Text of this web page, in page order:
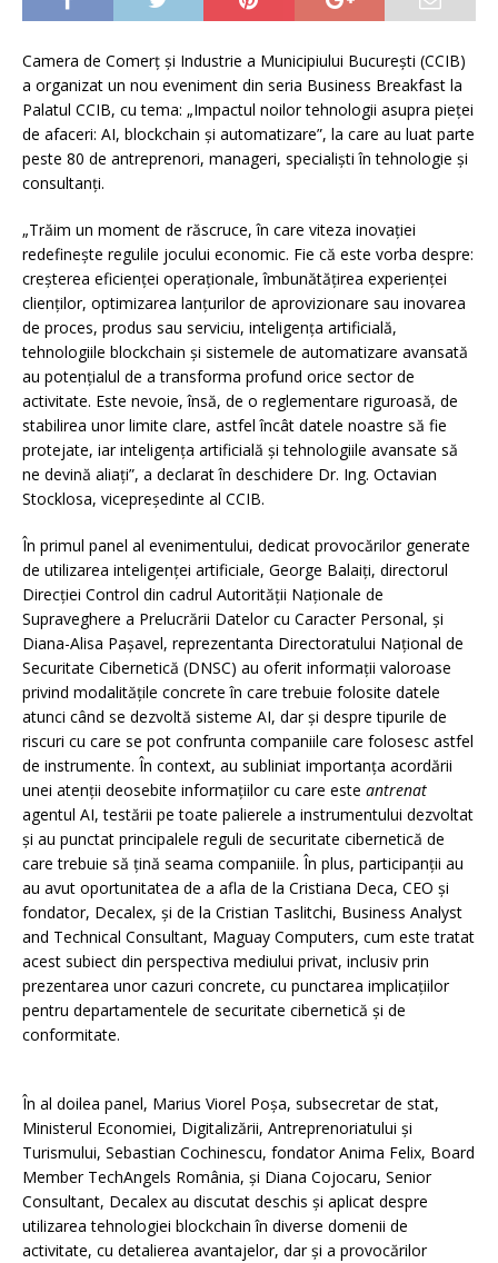
Camera de Comerţ şi Industrie a Municipiului Bucureşti (CCIB)
a organizat un nou eveniment din seria Business Breakfast la
Palatul CCIB, cu tema: „Impactul noilor tehnologii asupra pieței
de afaceri: AI, blockchain și automatizare”, la care au luat parte
peste 80 de antreprenori, manageri, specialiști în tehnologie și
consultanți.
„Trăim un moment de răscruce, în care viteza inovației
redefinește regulile jocului economic. Fie că este vorba despre:
creșterea eficienței operaționale, îmbunătățirea experienței
clienților, optimizarea lanțurilor de aprovizionare sau inovarea
de proces, produs sau serviciu, inteligența artificială,
tehnologiile blockchain și sistemele de automatizare avansată
au potențialul de a transforma profund orice sector de
activitate. Este nevoie, însă, de o reglementare riguroasă, de
stabilirea unor limite clare, astfel încât datele noastre să fie
protejate, iar inteligența artificială și tehnologiile avansate să
ne devină aliați”, a declarat în deschidere Dr. Ing. Octavian
Stocklosa, vicepreședinte al CCIB.
În primul panel al evenimentului, dedicat provocărilor generate
de utilizarea inteligenței artificiale, George Balaiți, directorul
Direcției Control din cadrul Autorității Naționale de
Supraveghere a Prelucrării Datelor cu Caracter Personal, și
Diana-Alisa Pașavel, reprezentanta Directoratului Național de
Securitate Cibernetică (DNSC) au oferit informații valoroase
privind modalitățile concrete în care trebuie folosite datele
atunci când se dezvoltă sisteme AI, dar și despre tipurile de
riscuri cu care se pot confrunta companiile care folosesc astfel
de instrumente. În context, au subliniat importanța acordării
unei atenții deosebite informațiilor cu care este antrenat
agentul AI, testării pe toate palierele a instrumentului dezvoltat
și au punctat principalele reguli de securitate cibernetică de
care trebuie să țină seama companiile. În plus, participanții au
au avut oportunitatea de a afla de la Cristiana Deca, CEO și
fondator, Decalex, și de la Cristian Taslitchi, Business Analyst
and Technical Consultant, Maguay Computers, cum este tratat
acest subiect din perspectiva mediului privat, inclusiv prin
prezentarea unor cazuri concrete, cu punctarea implicațiilor
pentru departamentele de securitate cibernetică și de
conformitate.
În al doilea panel, Marius Viorel Poșa, subsecretar de stat,
Ministerul Economiei, Digitalizării, Antreprenoriatului și
Turismului, Sebastian Cochinescu, fondator Anima Felix, Board
Member TechAngels România, și Diana Cojocaru, Senior
Consultant, Decalex au discutat deschis și aplicat despre
utilizarea tehnologiei blockchain în diverse domenii de
activitate, cu detalierea avantajelor, dar și a provocărilor